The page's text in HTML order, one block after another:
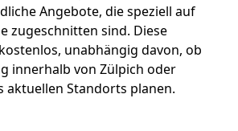
Angebote, die speziell auf
zugeschnitten sind. Diese
unabhängig davon, ob
innerhalb von Zülpich oder
aktuellen Standorts planen.